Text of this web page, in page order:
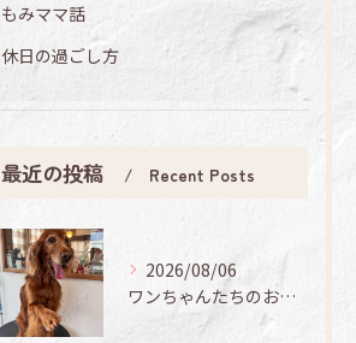
もみママ話
休日の過ごし方
最近の投稿 Recent Posts
2026/08/06
ワンちゃんたちのお手入れ日記🐶✨